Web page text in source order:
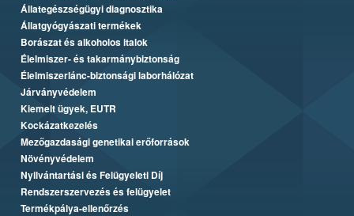
Állategészségügyi diagnosztika
Állatgyógyászati termékek
Borászat és alkoholos italok
Élelmiszer- és takarmánybiztonság
Élelmiszerlánc-biztonsági laborhálózat
Járványvédelem
Kiemelt ügyek, EUTR
Kockázatkezelés
Mezőgazdasági genetikai erőforrások
Növényvédelem
Nyilvántartási és Felügyeleti Díj
Rendszerszervezés és felügyelet
Termékpálya-ellenőrzés